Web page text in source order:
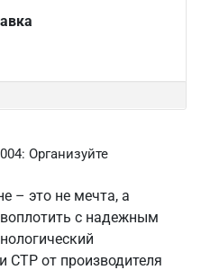
Организуйте
– это не мечта, а
с надежным
СТР от производителя